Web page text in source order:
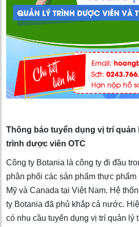
Thông báo tuyển dụng vị trí
trình dược viên OTC
Công ty Botania là công ty đi đầu
phân phối các sản phẩm thực
Mỹ và Canada tại Việt Nam. Hệ
ty Botania đã phủ khắp cả nước.
có nhu cầu tuyển dụng vị trí quản